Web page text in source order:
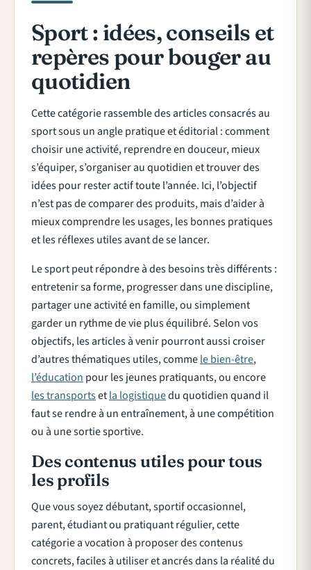
Sport : idées, conseils et
repères pour bouger au
quotidien
Cette catégorie rassemble des articles consacrés au
sport sous un angle pratique et éditorial : comment
choisir une activité, reprendre en douceur, mieux
s’équiper, s’organiser au quotidien et trouver des
idées pour rester actif toute l’année. Ici, l’objectif
n’est pas de comparer des produits, mais d’aider à
mieux comprendre les usages, les bonnes pratiques
et les réflexes utiles avant de se lancer.
Le sport peut répondre à des besoins très différents :
entretenir sa forme, progresser dans une discipline,
partager une activité en famille, ou simplement
garder un rythme de vie plus équilibré. Selon vos
objectifs, les articles à venir pourront aussi croiser
d’autres thématiques utiles, commele bien-être,
l’éducation pour les jeunes pratiquants, ou encore
les transportsetla logistiquedu quotidien quand il
faut se rendre à un entraînement, à une compétition
ou à une sortie sportive.
Des contenus utiles pour tous
les profils
Que vous soyez débutant, sportif occasionnel,
parent, étudiant ou pratiquant régulier, cette
catégorie a vocation à proposer des contenus
concrets, faciles à utiliser et ancrés dans la réalité du